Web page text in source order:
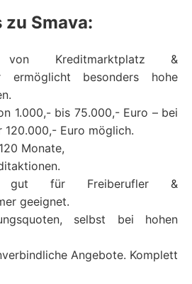
zu Smava:
von Kreditmarktplatz &
ermöglicht besonders hohe
1.000,- bis 75.000,- Euro – bei
120.000,- Euro möglich.
Monate,
gut für Freiberufler &
geeignet.
selbst bei hohen
Angebote. Komplett